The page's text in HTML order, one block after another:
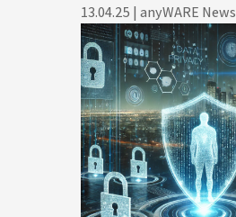
13.04.25 | anyWARE News